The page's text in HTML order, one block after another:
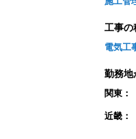
工事の
電気工
勤務地
関東：
近畿：